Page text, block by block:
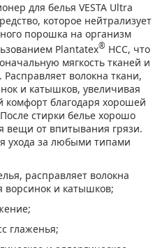
для белья VESTA Ultra
которое нейтрализует
порошка на организм
Plantatex® HCC, что
мягкость тканей и
волокна ткани,
и катышков, увеличивая
благодаря хорошей
стирки белье хорошо
вещи от впитывания грязи.
ухода за любыми типами
расправляет волокна
и катышков;
глаженья;